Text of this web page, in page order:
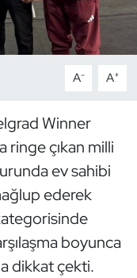
A- A+
Winner
ringe çıkan milli
ev sahibi
ederek
boyunca
dikkat çekti.